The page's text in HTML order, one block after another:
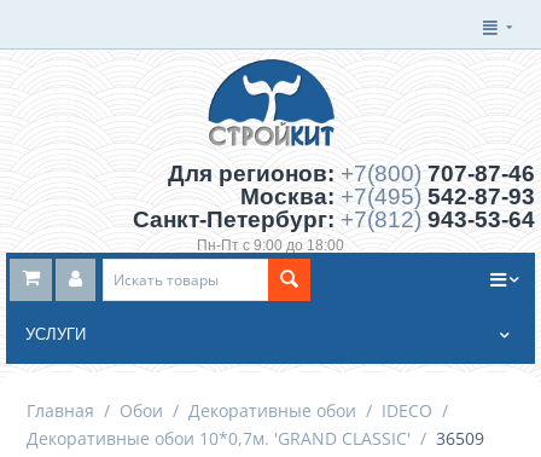
Для регионов: +7(800) 707-87-46
Москва: +7(495) 542-87-93
Санкт-Петербург: +7(812) 943-53-64
Пн-Пт с 9:00 до 18:00
Заказать обратный звонок
УСЛУГИ
Главная / Обои / Декоративные обои / IDECO /
Декоративные обои 10*0,7м. 'GRAND CLASSIC' / 36509